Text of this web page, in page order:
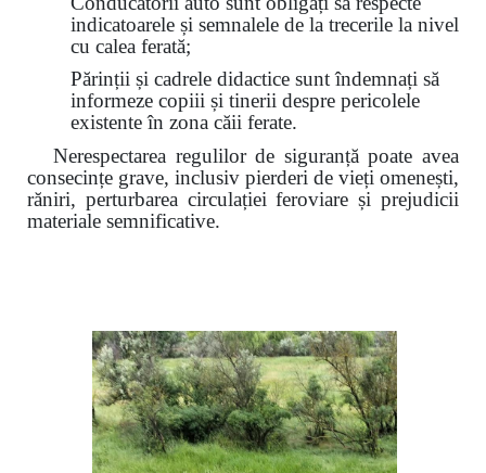
indicatoarele și semnalele de la trecerile la nivel
cu calea ferată;
Părinții și cadrele didactice sunt îndemnați să
informeze copiii și tinerii despre pericolele
existente în zona căii ferate.
Nerespectarea regulilor de siguranță poate avea
consecințe grave, inclusiv pierderi de vieți omenești,
răniri, perturbarea circulației feroviare și prejudicii
materiale semnificative.